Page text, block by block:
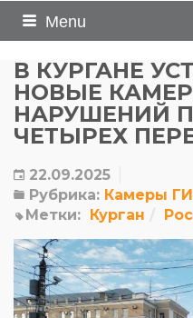
Menu
В КУРГАНЕ
НОВЫЕ
НАРУШЕНИЙ
ЧЕТЫРЕХ
22.09.2025
Рубрика: Камеры
Метки: Курган